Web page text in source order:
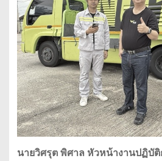
นายวิศรุต พิศาล หัวหน้างานปฏิบั